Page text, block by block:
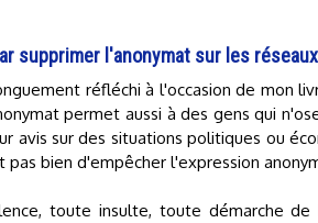
supprimer l'anonymat sur les
réfléchi à l'occasion de mon
permet aussi à des gens qui
avis sur des situations politiques ou
pas bien d'empêcher l'expression
toute insulte, toute démarche